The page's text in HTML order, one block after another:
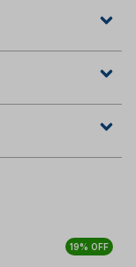
19% OFF